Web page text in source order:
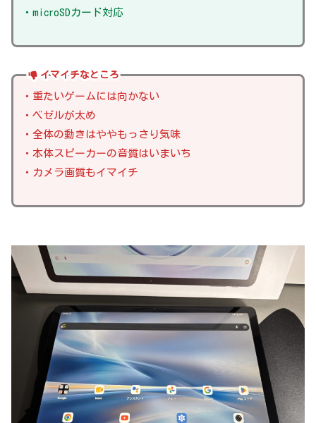
・microSDカード対応
イマイチなところ
・重たいゲームには向かない
・ベゼルが太め
・全体の動きはややもっさり気味
・本体スピーカーの音質はいまいち
・カメラ画質もイマイチ